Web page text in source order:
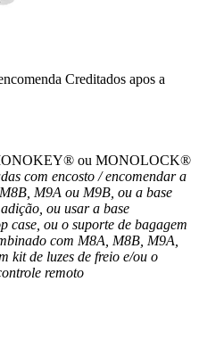
Creditados apos a
ou MONOLOCK®
com encosto / encomendar a
M9A ou M9B, ou a base
ou usar a base
ou o suporte de bagagem
com M8A, M8B, M9A,
kit de luzes de freio e/ou o
remoto